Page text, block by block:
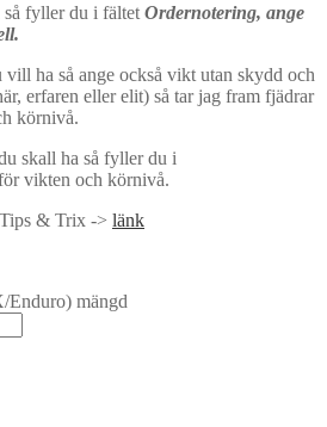
fyller du i fältet Ordernotering, ange
ha så ange också vikt utan skydd och
erfaren eller elit) så tar jag fram fjädrar
körnivå.
skall ha så fyller du i
vikten och körnivå.
& Trix -> länk
Enduro) mängd